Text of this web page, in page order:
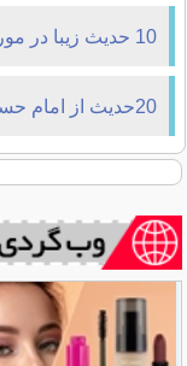
10 حدیث زیبا در مورد برکت در زندگی
20حدیث از امام حسین (ع)